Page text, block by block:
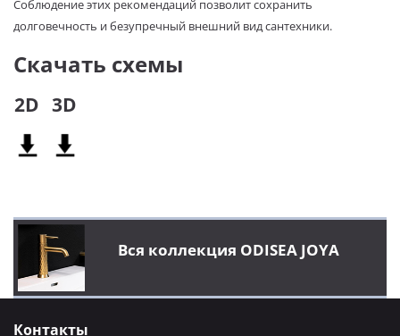
Вся коллекция ODISEA JOYA
Соблюдение этих рекомендаций позволит сохранить
долговечность и безупречный внешний вид сантехники.
Скачать схемы
2D 3D
Контакты